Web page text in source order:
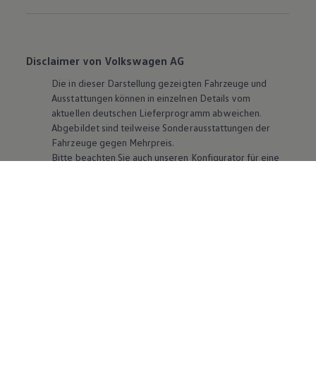
Disclaimer von Volkswagen AG
Die in dieser Darstellung gezeigten Fahrzeuge und
Ausstattungen können in einzelnen Details vom
aktuellen deutschen Lieferprogramm abweichen.
Abgebildet sind teilweise Sonderausstattungen der
Fahrzeuge gegen Mehrpreis.
Bitte beachten Sie auch unseren Konfigurator für eine